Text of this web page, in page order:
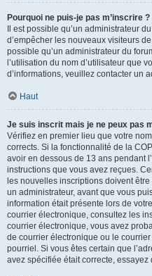
Pourquoi ne puis-je pas m’inscrire ?
Il est possible qu’un administrateur
d’empêcher les nouveaux visiteurs
possible qu’un administrateur du
l’utilisation du nom d’utilisateur que
d’informations, veuillez contacter un
Haut
Je suis inscrit mais je ne peux pas
Vérifiez en premier lieu que votre
corrects. Si la fonctionnalité de la
avoir en dessous de 13 ans pendant
instructions que vous avez reçues.
les nouvelles inscriptions doivent
un administrateur, avant que vous
information était présente lors de
courrier électronique, consultez les
courrier électronique, vous avez
de courrier électronique ou le
pourriel. Si vous êtes certain que
avez spécifiée était correcte,